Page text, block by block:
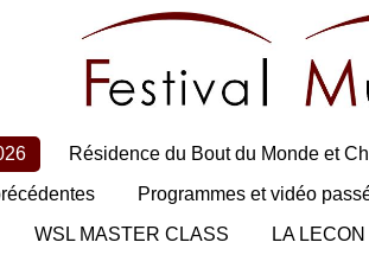
Résidence du Bout du Monde et
Programmes et vidéo
WSL MASTER CLASS
LA